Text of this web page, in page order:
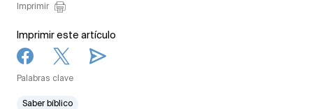
Imprimir
Imprimir este artículo
Palabras clave
Saber bíblico